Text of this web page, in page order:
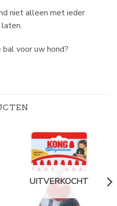
niet alleen met ieder
bal voor uw hond?
UITVERKOCHT